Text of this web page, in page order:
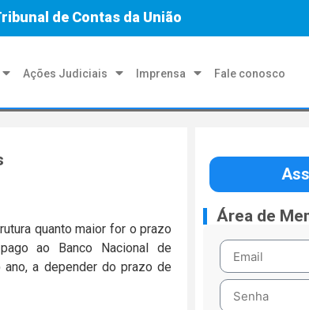
de Contas da União
Ações Judiciais Imprensa Fale conosco
quanto maior for o prazo
ao Banco Nacional de
ano, a depender do prazo de
Área de